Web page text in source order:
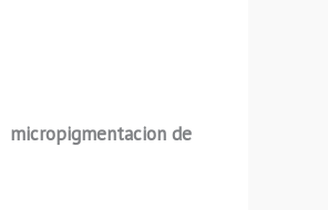
micropigmentacion de